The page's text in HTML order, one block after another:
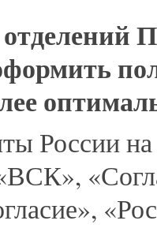
России